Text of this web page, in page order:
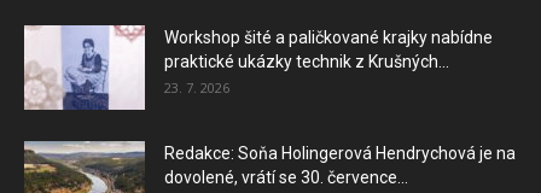
Workshop šité a paličkované krajky nabídne
praktické ukázky technik z Krušných...
23. 7. 2026
Redakce: Soňa Holingerová Hendrychová je na
dovolené, vrátí se 30. července...